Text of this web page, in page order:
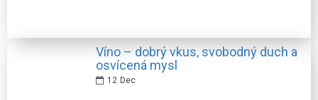
Víno – dobrý vkus, svobodný duch a
osvícená mysl
12 Dec